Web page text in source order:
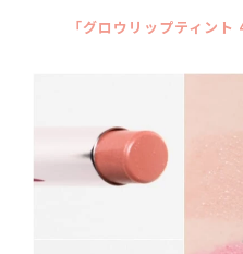
「グロウリップティン